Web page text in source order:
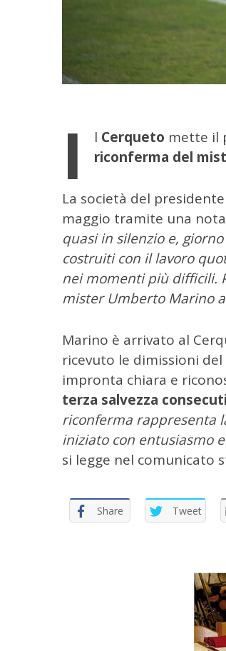
I l Cerqueto mette il
riconferma del
La società del
maggio tramite una
quasi in silenzio e,
costruiti con il lavoro
nei momenti più difficili.
mister Umberto Marino
Marino è arrivato al
ricevuto le dimissioni
impronta chiara e
terza salvezza
riconferma rappresenta
iniziato con entusiasmo
si legge nel comunicato
Share Tweet
C
e
c
a
p
: